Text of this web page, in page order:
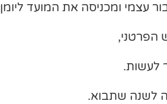
עצמי ומכניסה את המועד ליומן
הפרטני,
לעשות.
לשנה שתבוא.